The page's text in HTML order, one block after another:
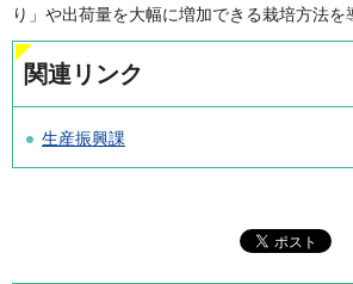
り」や出荷量を大幅に増加できる栽培方法を
関連リンク
生産振興課